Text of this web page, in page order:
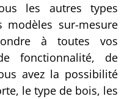
les autres types
modèles sur-mesure
à toutes vos
fonctionnalité, de
avez la possibilité
le type de bois, les